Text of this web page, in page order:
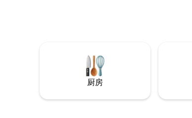
正在远程工作， 200mbps 5Ghtz WiFi将使
这些视频通话像黄油一样流畅。 我们想让
我们的理想，豪华SLC度假......这就是它！
我们彻底翻修了这座1959年的房子，使其
保持着永恒的复古风格。 这是整套独立的
厨房